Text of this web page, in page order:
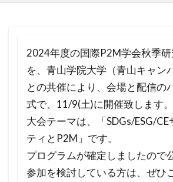
2024年度の国際P2M学会秋季
を、青山学院大学（青山キャン
との共催により、会場と配信の
式で、11/9(土)に開催致します。
大会テーマは、「SDGs/ESG/CE
ティとP2M」です。
プログラムが確定しましたので
参加を検討している方は、ぜひ